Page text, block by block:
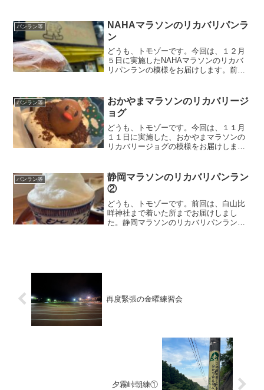
書いています。今回も昨年...
パンラン等
NAHAマラソンのリカバリパンラ
ン
どうも、トモゾーです。今回は、１２月
５日に実施したNAHAマラソンのリカバ
リパンランの模様をお届けします。前回
ンランとは単純にいつもやっているラン
を２つ組み合わせただ...
パンラン等
おかやまマラソンのリカバリージ
ョグ
どうも、トモゾーです。今回は、１１月
１１日に実施した、おかやまマラソンの
リカバリージョグの模様をお届けしま
ージョグ思いもかけず自己ベストが出
た、おかやまマラソンの翌日も...
パンラン等
静岡マラソンのリカバリパンラン
②
どうも、トモゾーです。前回は、白山比
咩神社まで着いた所までお届けしまし
た。静岡マラソンのリカバリパンラン帰
再度緊張の金曜練習会
夕霧峠朝練①